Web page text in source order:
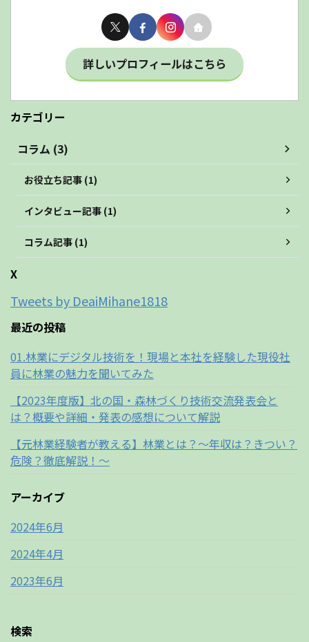
詳しいプロフィールはこちら
カテゴリー
コラム (3)
お役立ち記事 (1)
インタビュー記事 (1)
コラム記事 (1)
X
Tweets by DeaiMihane1818
最近の投稿
01.林業にデジタル技術を！現場と本社を経験した現役社
員に林業の魅力を聞いてみた
【2023年度版】北の国・森林づくり技術交流発表会と
は？概要や詳細・発表の感想について解説
【元林業経験者が教える】林業とは？～年収は？きつい？
危険？徹底解説！～
アーカイブ
2024年6月
2024年4月
2023年6月
検索